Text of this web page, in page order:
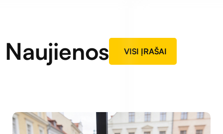
Naujienos VISI ĮRAŠAI